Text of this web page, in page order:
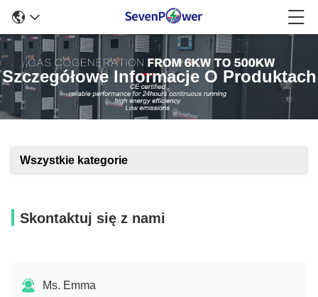
Szczegółowe Informacje O Produktach
Wszystkie kategorie
Skontaktuj się z nami
Ms. Emma